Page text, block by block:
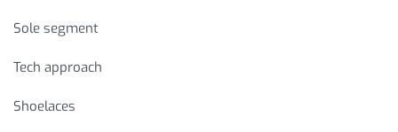
Sole segment
Tech approach
Shoelaces